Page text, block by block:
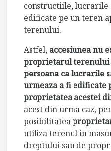
constructiile, lucrarile
edificate pe un teren
terenului.
Astfel, accesiunea nu
proprietarul terenului
persoana ca lucrarile
urmeaza a fi edificate
proprietatea acestei
acest din urma caz,
posibilitatea
utiliza terenul in
dreptului sau de